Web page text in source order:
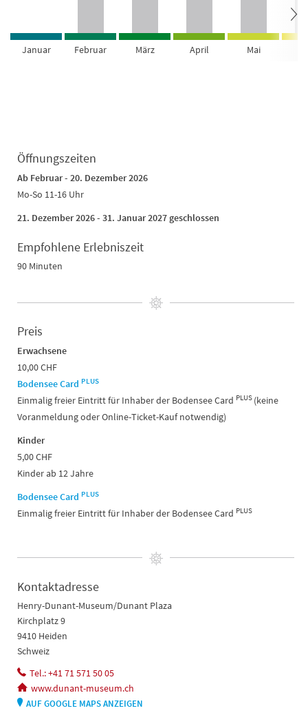
Januar Februar März April Mai
Öffnungszeiten
Ab Februar - 20. Dezember 2026
Mo-So 11-16 Uhr
21. Dezember 2026 - 31. Januar 2027 geschlossen
Empfohlene Erlebniszeit
90 Minuten
Preis
Erwachsene
10,00 CHF
Bodensee Card PLUS
Einmalig freier Eintritt für Inhaber der Bodensee Card PLUS (keine
Voranmeldung oder Online-Ticket-Kauf notwendig)
Kinder
5,00 CHF
Kinder ab 12 Jahre
Bodensee Card PLUS
Einmalig freier Eintritt für Inhaber der Bodensee Card PLUS
Kontaktadresse
Henry-Dunant-Museum/Dunant Plaza
Kirchplatz 9
9410 Heiden
Schweiz
Tel.: +41 71 571 50 05
www.dunant-museum.ch
AUF GOOGLE MAPS ANZEIGEN